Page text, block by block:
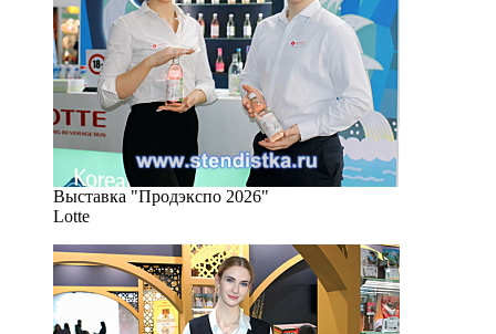
Выставка "Продэкспо 2026"
Lotte